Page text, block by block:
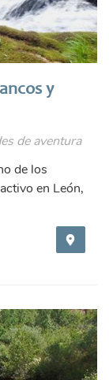
y
de aventura
de los
en León,